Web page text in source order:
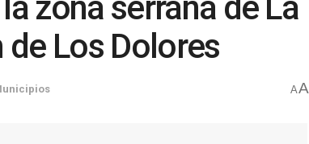
Los Dolores
AA